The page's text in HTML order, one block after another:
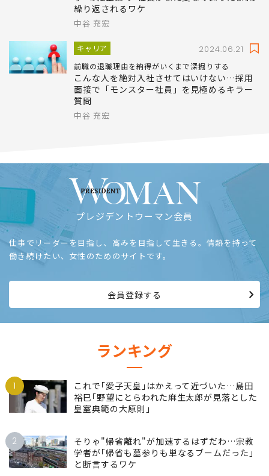
繰り返されるワケ
中谷 充宏
キャリア 2024.06.21
前職の退職理由を納得がいくまで深掘りする
こんな人を絶対入社させてはいけない…採用
面接で「モンスター社員」を見極めるキラー
質問
中谷 充宏
プレジデントウーマン会員
仕事でリーダーを目指し、高みを目指して生きる。情熱を持って
働き続けたい、女性のためのサイトです。
会員登録する
ランキング
1
これで｢愛子天皇｣はかえって近づいた…島田
裕巳｢野望にとらわれた麻生太郎が見落とした
皇室典範の大原則｣
2
そりゃ"帰省離れ"が加速するはずだわ…宗教
学者が｢帰省も墓参りも単なるブームだった｣
と断言するワケ